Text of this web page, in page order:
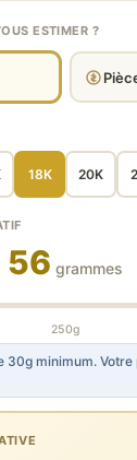
ESTIMER ?
18K 20K
56 grammes
250g
30g minimum.